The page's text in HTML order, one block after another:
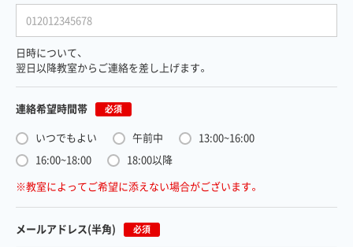
日時について、
翌日以降教室からご連絡を差し上げます。
連絡希望時間帯 必須
いつでもよい 午前中
13:00~16:00
16:00~18:00
18:00以降
※教室によってご希望に添えない場合がございます。
メールアドレス(半角) 必須